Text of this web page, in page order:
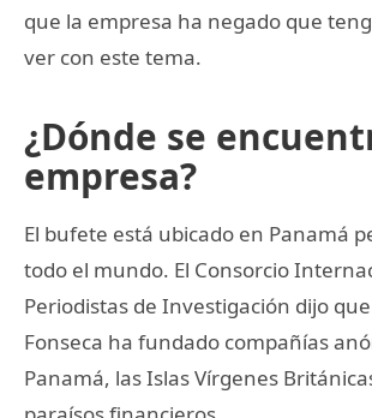
que la empresa ha negado que
ver con este tema.
¿Dónde se
empresa?
El bufete está ubicado en Panamá
todo el mundo. El Consorcio
Periodistas de Investigación dijo
Fonseca ha fundado compañías
Panamá, las Islas Vírgenes